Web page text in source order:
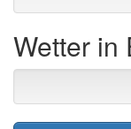
Wetter in